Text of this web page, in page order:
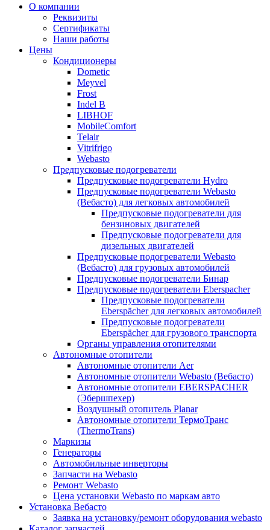
Основное
Перейти
содержимому
О компании
Реквизиты
Сертификаты
Наши работы
Цены
Кондиционеры
Dometic
Meyvel
Frost
Indel B
LIBHOF
MobileComfort
Telair
Vitrifrigo
Webasto
Предпусковые подогреватели
Предпусковые подогреватели Hydro
Предпусковые подогреватели Webasto
(Вебасто) для легковых автомобилей
Предпусковые подогреватели для
бензиновых двигателей
Предпусковые подогреватели для
дизельных двигателей
Предпусковые подогреватели Webasto
(Вебасто) для грузовых автомобилей
Предпусковые подогреватели Бинар
Предпусковые подогреватели Eberspacher
Предпусковые подогреватели
Eberspächer для легковых автомобилей
Предпусковые подогреватели
Eberspächer для грузового транспорта
Органы управления отопителями
Автономные отопители
Автономные отопители Аer
Автономные отопители Webasto (Вебасто)
Автономные отопители EBERSPACHER
(Эбершпехер)
Воздушный отопитель Planar
Автономные отопители ТермоТранс
(ThermoTrans)
Маркизы
Генераторы
Автомобильные инверторы
Запчасти на Webasto
Ремонт Webasto
Цена установки Webasto по маркам авто
Установка Вебасто
Заявка на установку/ремонт оборудования webasto